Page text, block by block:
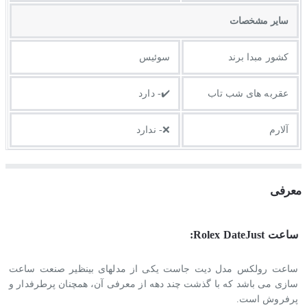
ساير مشخصات
کشور مبدا برند سوئیس
عقربه های شب تاب ✔️- دارد
آلارم ❌- ندارد
معرفی
ساعت Rolex DateJust:
ساعت رولکس مدل دیت جاست یکی از مدلهای بینظیر صنعت ساعت
سازی می باشد که با گذشت چند دهه از معرفی آن، همچنان پرطرفدار و
پرفروش است.